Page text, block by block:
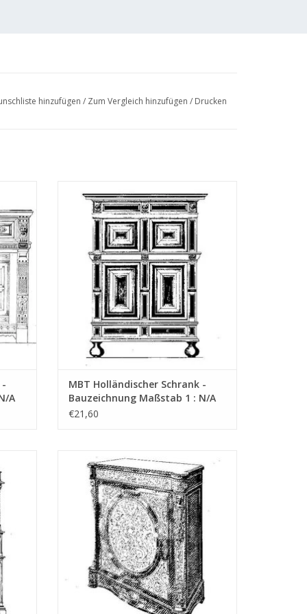
siehe
hinzufügen / Zum Vergleich hinzufügen / Drucken
-
A
Bauzeichnung Maßstab 1 : N/A (45.17.004)
ZUM WARENKORB HINZUFÜGEN
MBT Holländischer Schrank -
Bauzeichnung Maßstab 1 : N/A
(45.17.004)
€21,60
MBT Französischer Schrank -
Bauzeichnung Maßstab 1 : N/A (45.17.008)
ZUM WARENKORB HINZUFÜGEN